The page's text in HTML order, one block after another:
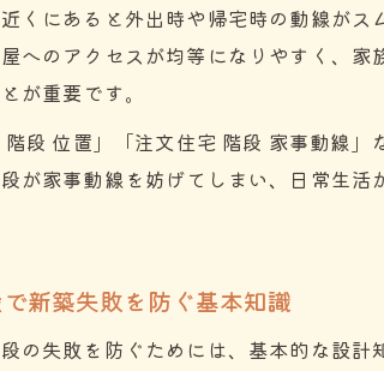
くにあると外出時や帰宅時の動線が
へのアクセスが均等になりやすく、
が重要です。
段 位置」「注文住宅 階段 家事動線
が家事動線を妨げてしまい、日常生
新築失敗を防ぐ基本知識
の失敗を防ぐためには、基本的な設